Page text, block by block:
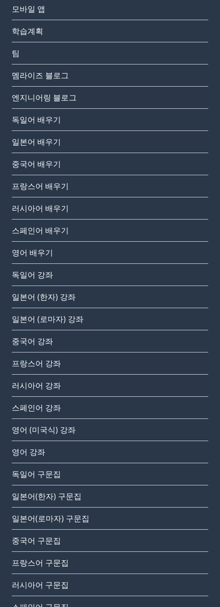
모바일 앱
학습계획
팀
멤라이즈 블로그
엔지니어링 블로그
독일어 배우기
일본어 배우기
중국어 배우기
프랑스어 배우기
러시아어 배우기
스페인어 배우기
영어 배우기
독일어 강좌
일본어 (한자) 강좌
일본어 (로마자) 강좌
중국어 강좌
프랑스어 강좌
러시아어 강좌
스페인어 강좌
영어 (미국식) 강좌
영어 강좌
독일어 구문집
일본어(한자) 구문집
일본어(로마자) 구문집
중국어 구문집
프랑스어 구문집
러시아어 구문집